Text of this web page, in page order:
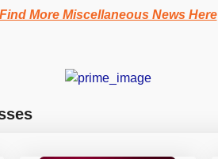
Find More Miscellaneous News Here